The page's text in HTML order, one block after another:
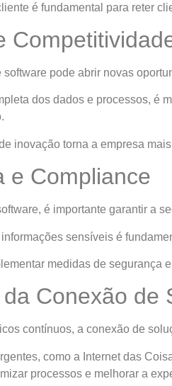
é fundamental para reter
pode abrir novas
dos dados e processos, é
inovação torna a empresa
e Compliance
é importante garantir a
sensíveis é
medidas de
Conexão de
contínuos, a conexão de
como a Internet das
processos e melhorar a